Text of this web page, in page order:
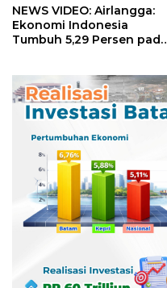
NEWS VIDEO: Airlangga:
Ekonomi Indonesia
Tumbuh 5,29 Persen pada